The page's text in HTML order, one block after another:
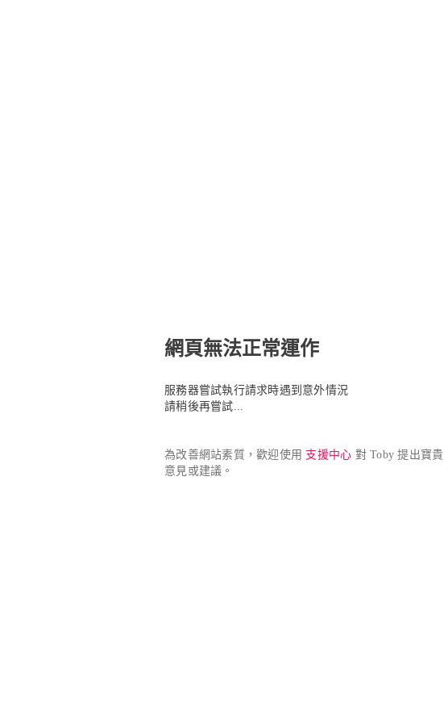
網頁無法正常運作
服務器嘗試執行請求時遇到意外情況
請稍後再嘗試...
為改善網站素質，歡迎使用 支援中心 對 Toby 提出寶貴
意見或建議。